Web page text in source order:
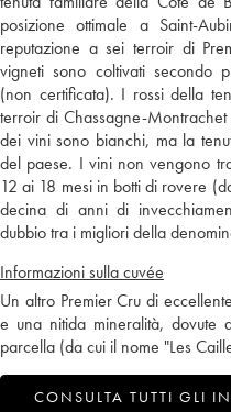
posizione ottimale a Saint-
reputazione a sei terroir di
vigneti sono coltivati secondo
(non certificata). I rossi della
terroir di Chassagne-
dei vini sono bianchi, ma la
del paese. I vini non vengono
12 ai 18 mesi in botti di rovere
decina di anni di
dubbio tra i migliori della
Informazioni sulla cuvée
Un altro Premier Cru di
e una nitida mineralità, dovute
parcella (da cui il nome "Les
CONSULTA TUTTI GLI